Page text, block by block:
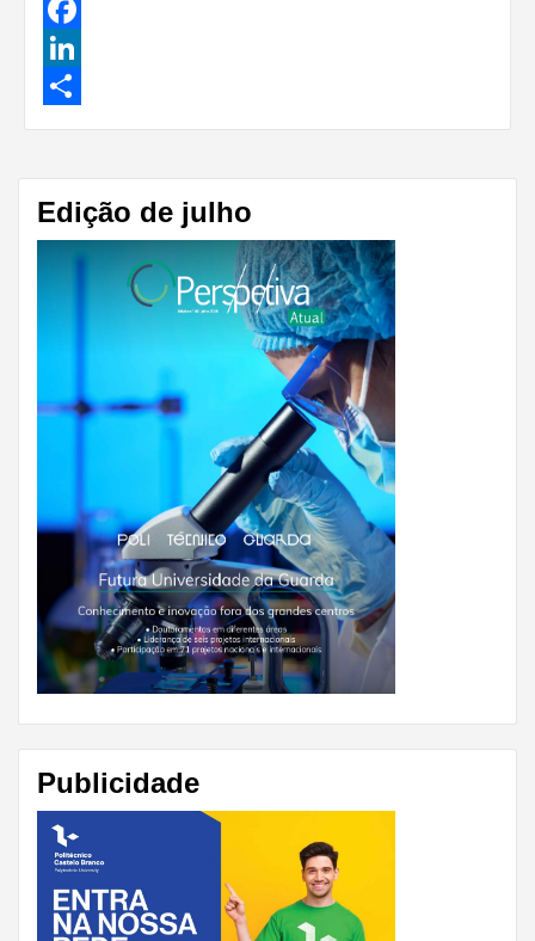
Facebook
LinkedIn
Share
Edição de julho
Publicidade